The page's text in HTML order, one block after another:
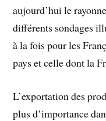
aujourd’hui le
différents sondages
à la fois pour les
pays et celle dont la
L’exportation des
plus d’importance